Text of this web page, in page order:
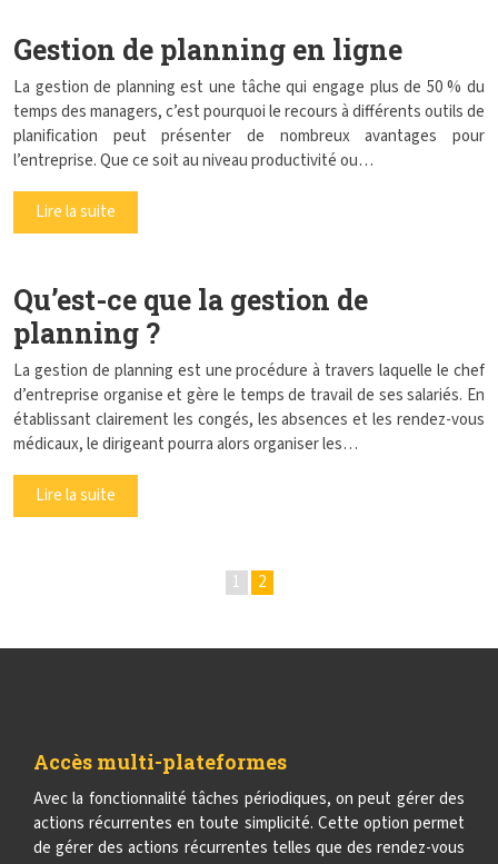
Gestion de planning en ligne
La gestion de planning est une tâche qui engage plus de 50 % du
temps des managers, c’est pourquoi le recours à différents outils de
planification peut présenter de nombreux avantages pour
l’entreprise. Que ce soit au niveau productivité ou…
Lire la suite
Qu’est-ce que la gestion de
planning ?
La gestion de planning est une procédure à travers laquelle le chef
d’entreprise organise et gère le temps de travail de ses salariés. En
établissant clairement les congés, les absences et les rendez-vous
médicaux, le dirigeant pourra alors organiser les…
Lire la suite
1 2
Accès multi-plateformes
Avec la fonctionnalité tâches périodiques, on peut gérer des
actions récurrentes en toute simplicité. Cette option permet
de gérer des actions récurrentes telles que des rendez-vous